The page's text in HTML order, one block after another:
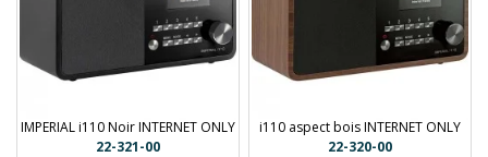
IMPERIAL i110 Noir INTERNET ONLY
22-321-00
i110 aspect bois INTERNET ONLY
22-320-00